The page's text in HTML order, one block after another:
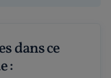
dans ce
: